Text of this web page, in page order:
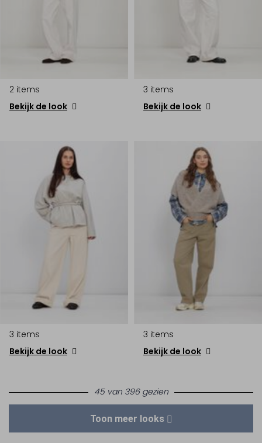
2 items
Bekijk de look
3 items
Bekijk de look
3 items
Bekijk de look
3 items
Bekijk de look
45 van 396 gezien
Toon meer looks